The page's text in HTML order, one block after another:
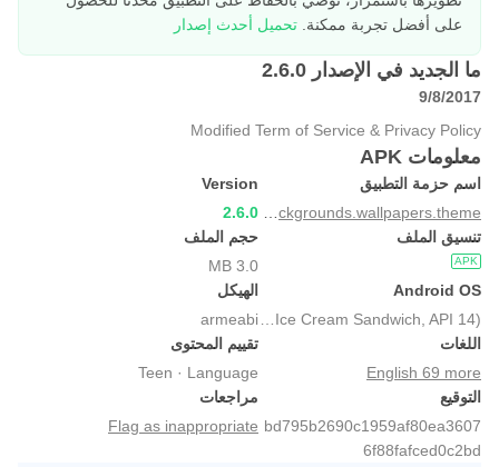
على أفضل تجربة ممكنة. تحميل أحدث إصدار
ما الجديد في الإصدار 2.6.0
9/8/2017
Modified Term of Service & Privacy Policy
معلومات APK
اسم حزمة التطبيق
Version
2.6.0
تنسيق الملف
APK
حجم الملف
3.0 MB
Android OS
الهيكل
armeabi
اللغات
English 69 more
تقييم المحتوى
Teen · Language
التوقيع
bd795b2690c1959af80ea3607
6f88fafced0c2bd
مراجعات
Flag as inappropriate